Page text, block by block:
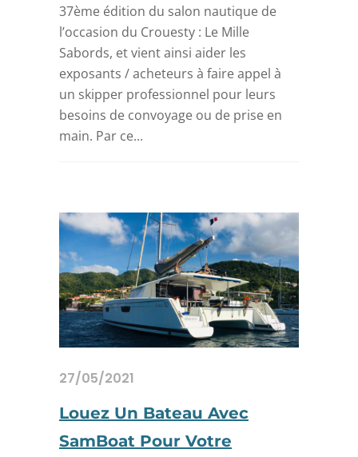
37ème édition du salon nautique de
l’occasion du Crouesty : Le Mille
Sabords, et vient ainsi aider les
exposants / acheteurs à faire appel à
un skipper professionnel pour leurs
besoins de convoyage ou de prise en
main. Par ce...
27/05/2021
Louez Un Bateau Avec
SamBoat Pour Votre